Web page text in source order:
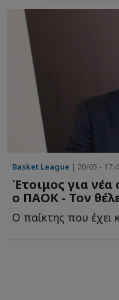
Basket League | 20/05 -
Έτοιμος για
ο ΠΑΟΚ - Τον
Ο παίκτης που έχει